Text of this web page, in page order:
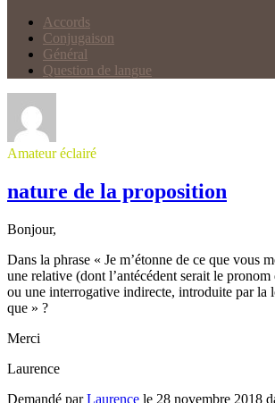
Accords
Conjugaison
Général
Question de langue
Amateur éclairé
nature de la proposition
Bonjour,
Dans la phrase « Je m’étonne de ce que vous
une relative (dont l’antécédent serait le
ou une interrogative indirecte, introduite par la
que » ?
Merci
Laurence
Demandé parLaurence le 28 novembre 2018